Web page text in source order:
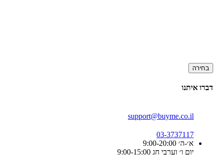
בחירה
דברו איתנו
support@buyme.co.il
03-3737117
א׳-ה׳ 9:00-20:00
יום ו׳ וערבי חג 9:00-15:00